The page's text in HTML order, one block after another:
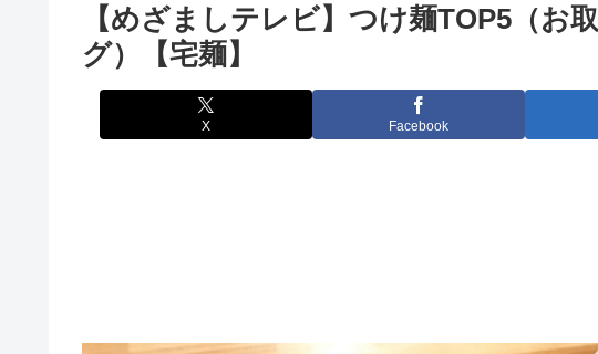
【めざましテレビ】つけ麺TOP5（お
グ）【宅麺】
X Facebook